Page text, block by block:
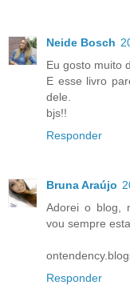
Neide Bosch
Eu gosto muito
E esse livro
dele.
bjs!!
Responder
Bruna Araújo
Adorei o blog,
vou sempre
Responder